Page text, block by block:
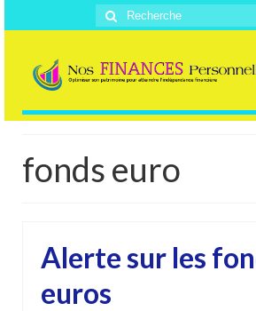
Rechercher
:
fonds euro
Alerte sur les
euros